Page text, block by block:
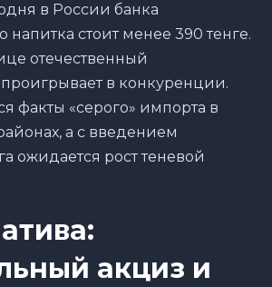
в России банка
напитка стоит менее 390 тенге.
отечественный
в конкуренции.
факты «серого» импорта в
а с введением
ожидается рост теневой
акциз и